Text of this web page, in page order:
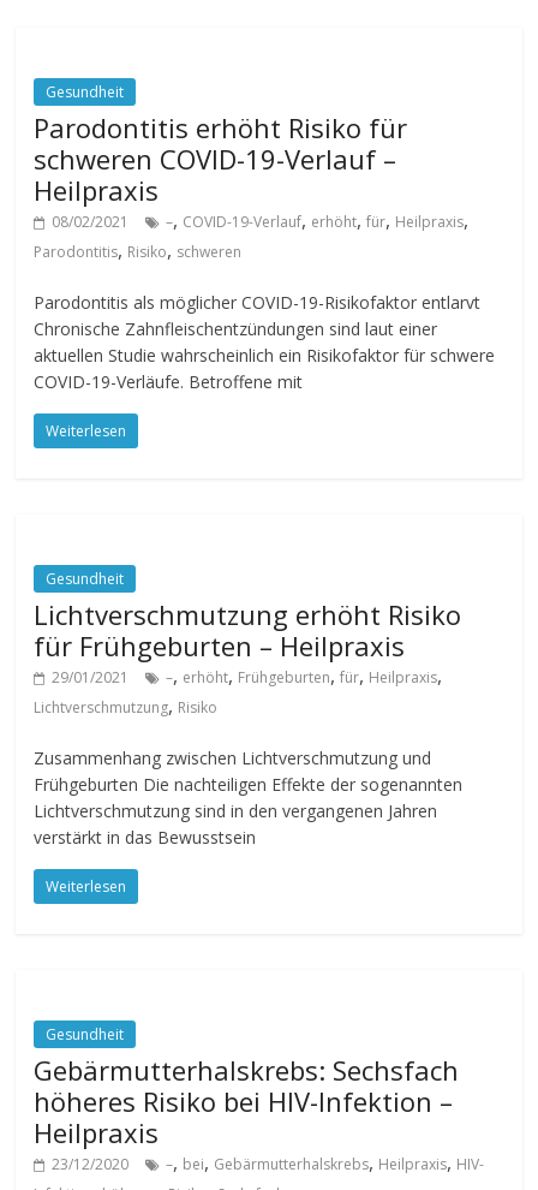
Gesundheit
Parodontitis erhöht Risiko für
schweren COVID-19-Verlauf –
Heilpraxis
08/02/2021 –, COVID-19-Verlauf, erhöht,für, Heilpraxis,
Parodontitis, Risiko, schweren
Parodontitis als möglicher COVID-19-Risikofaktor entlarvt
Chronische Zahnfleischentzündungen sind laut einer
aktuellen Studie wahrscheinlich ein Risikofaktor für schwere
COVID-19-Verläufe. Betroffene mit
Weiterlesen
Gesundheit
Lichtverschmutzung erhöht Risiko
für Frühgeburten – Heilpraxis
29/01/2021 –, erhöht, Frühgeburten,für, Heilpraxis,
Lichtverschmutzung, Risiko
Zusammenhang zwischen Lichtverschmutzung und
Frühgeburten Die nachteiligen Effekte der sogenannten
Lichtverschmutzung sind in den vergangenen Jahren
verstärkt in das Bewusstsein
Weiterlesen
Gesundheit
Gebärmutterhalskrebs: Sechsfach
höheres Risiko bei HIV-Infektion –
Heilpraxis
23/12/2020 –, bei, Gebärmutterhalskrebs, Heilpraxis, HIV-